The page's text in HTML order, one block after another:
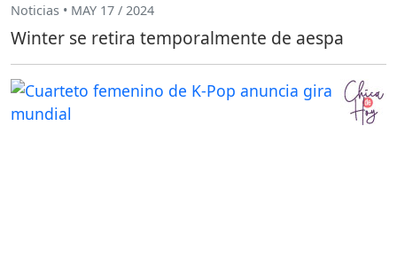
Noticias • MAY 17 / 2024
Winter se retira temporalmente de aespa